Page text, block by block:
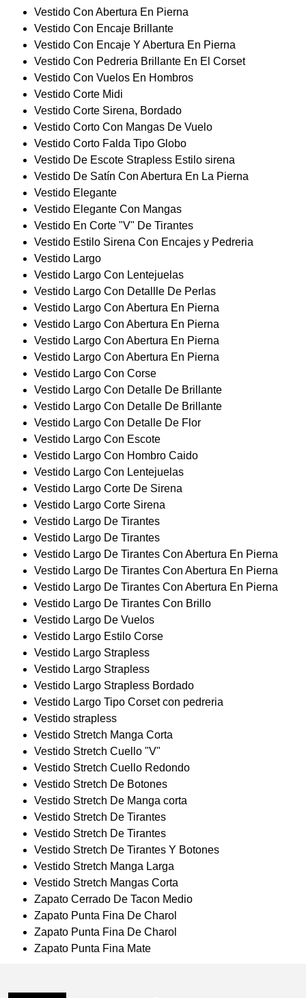
Vestido Con Abertura En Pierna
Vestido Con Encaje Brillante
Vestido Con Encaje Y Abertura En Pierna
Vestido Con Pedreria Brillante En El Corset
Vestido Con Vuelos En Hombros
Vestido Corte Midi
Vestido Corte Sirena, Bordado
Vestido Corto Con Mangas De Vuelo
Vestido Corto Falda Tipo Globo
Vestido De Escote Strapless Estilo sirena
Vestido De Satín Con Abertura En La Pierna
Vestido Elegante
Vestido Elegante Con Mangas
Vestido En Corte "V" De Tirantes
Vestido Estilo Sirena Con Encajes y Pedreria
Vestido Largo
Vestido Largo Con Lentejuelas
Vestido Largo Con Detallle De Perlas
Vestido Largo Con Abertura En Pierna
Vestido Largo Con Abertura En Pierna
Vestido Largo Con Abertura En Pierna
Vestido Largo Con Abertura En Pierna
Vestido Largo Con Corse
Vestido Largo Con Detalle De Brillante
Vestido Largo Con Detalle De Brillante
Vestido Largo Con Detalle De Flor
Vestido Largo Con Escote
Vestido Largo Con Hombro Caido
Vestido Largo Con Lentejuelas
Vestido Largo Corte De Sirena
Vestido Largo Corte Sirena
Vestido Largo De Tirantes
Vestido Largo De Tirantes
Vestido Largo De Tirantes Con Abertura En Pierna
Vestido Largo De Tirantes Con Abertura En Pierna
Vestido Largo De Tirantes Con Abertura En Pierna
Vestido Largo De Tirantes Con Brillo
Vestido Largo De Vuelos
Vestido Largo Estilo Corse
Vestido Largo Strapless
Vestido Largo Strapless
Vestido Largo Strapless Bordado
Vestido Largo Tipo Corset con pedreria
Vestido strapless
Vestido Stretch Manga Corta
Vestido Stretch Cuello "V"
Vestido Stretch Cuello Redondo
Vestido Stretch De Botones
Vestido Stretch De Manga corta
Vestido Stretch De Tirantes
Vestido Stretch De Tirantes
Vestido Stretch De Tirantes Y Botones
Vestido Stretch Manga Larga
Vestido Stretch Mangas Corta
Zapato Cerrado De Tacon Medio
Zapato Punta Fina De Charol
Zapato Punta Fina De Charol
Zapato Punta Fina Mate